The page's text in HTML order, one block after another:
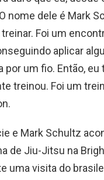
nome dele é Mark
Foi um
aplicar
por um fio. Então,
treinou. Foi um
e Mark Schultz
de Jiu-Jitsu na
uma visita do